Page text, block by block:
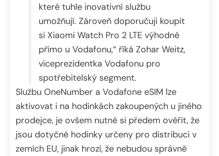
které tuhle inovativní službu
umožňují. Zároveň doporučuji koupit
si Xiaomi Watch Pro 2 LTE výhodně
přímo u Vodafonu,“ říká Zohar Weitz,
viceprezidentka Vodafonu pro
spotřebitelský segment.
Službu OneNumber a Vodafone eSIM lze
aktivovat i na hodinkách zakoupených u jiného
prodejce, je ovšem nutné si předem ověřit, že
jsou dotyčné hodinky určeny pro distribuci v
zemích EU, jinak hrozí, že nebudou správně